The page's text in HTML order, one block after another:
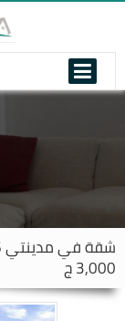
شقة فيمدينتي
3,000 ج